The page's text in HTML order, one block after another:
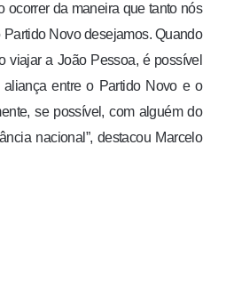
ocorrer da maneira que tanto nós
Novo desejamos. Quando
viajar a João Pessoa, é possível
entre o Partido Novo e o
se possível, com alguém do
nacional”, destacou Marcelo